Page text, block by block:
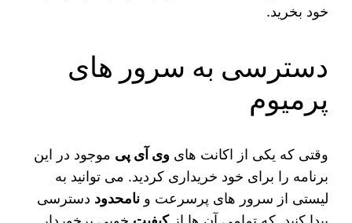
خود بخرید.
دسترسی به سرور های
پرمیوم
وقتی که یکی از اکانت‌ های وی آی پی موجود در این
برنامه را برای خود خریداری کردید. می‌ توانید به
لیستی از سرور های پرسرعت ونامحدود دسترسی